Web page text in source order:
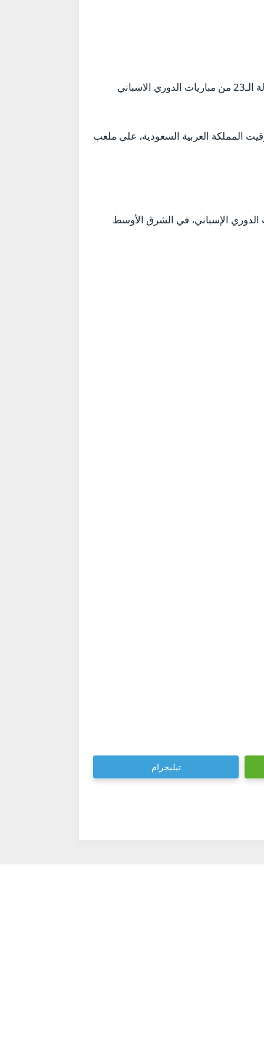
ويواجه الفريق الأول لكرة القدم بالنادي الكتالوني، نظيره نادي ألميريا، مساء اليوم الأحد، ضمن منافسات الجولة الـ23 من مباريات الدوري الاسباني
المملكة العربية السعودية، على ملعب
الدوري الإسباني، في الشرق الأوسط
تيليجرام